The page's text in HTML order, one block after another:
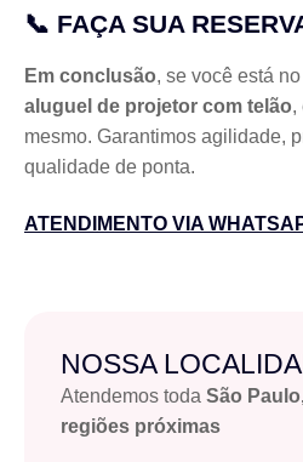
📞 FAÇA SUA
Em conclusão, se você está no
aluguel de projetor com telão,
mesmo. Garantimos agilidade,
qualidade de ponta.
ATENDIMENTO VIA
NOSSA
Atendemos toda São
regiões próximas